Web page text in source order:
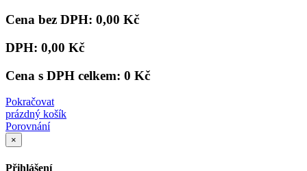
Cena bez DPH: 0,00 Kč
DPH: 0,00 Kč
Cena s DPH celkem: 0 Kč
Pokračovat
prázdný košík
Porovnání
×
Přihlášení